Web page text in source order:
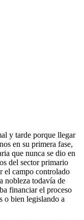
y tarde porque llegar
en su primera fase,
que nunca se dio en
del sector primario
el campo controlado
nobleza todavía de
financiar el proceso
o bien legislando a